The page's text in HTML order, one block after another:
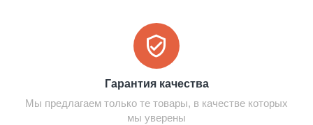
Гарантия качества
Мы предлагаем только те товары, в качестве которых
мы уверены